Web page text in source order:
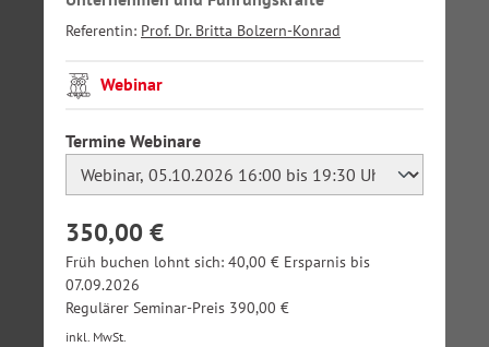
Referentin: Prof. Dr. Britta Bolzern-Konrad
Webinar
Termine Webinareauswählen
350,00 €
Früh buchen lohnt sich: 40,00 € Ersparnis bis
07.09.2026
Regulärer Seminar-Preis 390,00 €
inkl. MwSt.